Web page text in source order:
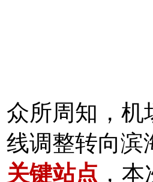
众所周知，机
线调整转向滨
关键站点 ，